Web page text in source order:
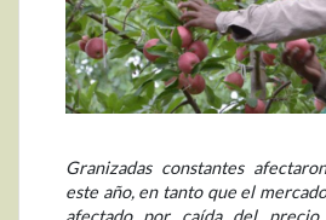
Granizadas constantes
este año, en tanto que el